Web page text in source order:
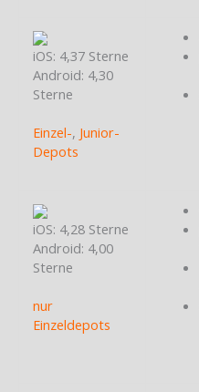
iOS: 4,37 Sterne
Android: 4,30
Sterne
Einzel-, Junior-
Depots
iOS: 4,28 Sterne
Android: 4,00
Sterne
nur
Einzeldepots